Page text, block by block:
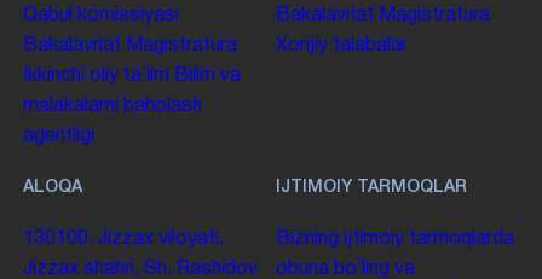
Qabul komissiyasi
Bakalavriat Magistratura
Ikkinchi oliy taʼlim Bilim va
malakalarni baholash
agentligi
Bakalavriat Magistratura
Xorijiy talabalar
ALOQA
130100. Jizzax viloyati,
Jizzax shahri, Sh. Rashidov
IJTIMOIY TARMOQLAR
Bizning ijtimoiy tarmoqlarda
obuna boʻling va